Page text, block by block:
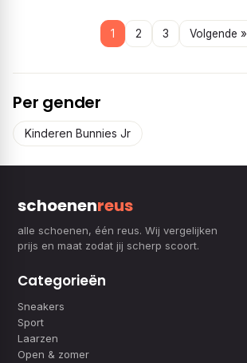
1 2 3 Volgende »
Per gender
Kinderen Bunnies Jr
schoenenreus
alle schoenen, één reus. Wij vergelijken
prijs en maat zodat jij scherp scoort.
Categorieën
Sneakers
Sport
Laarzen
Open & zomer